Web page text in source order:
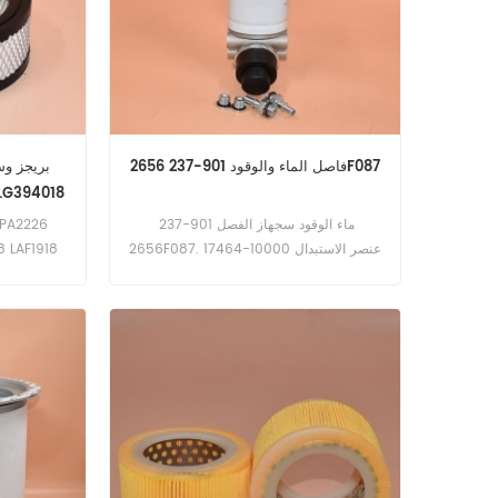
فاصل الماء والوقود 901-237 2656F087
ماء الوقود سجهاز الفصل 901-237
2656F087. عنصر الاستبدال 10000-17464